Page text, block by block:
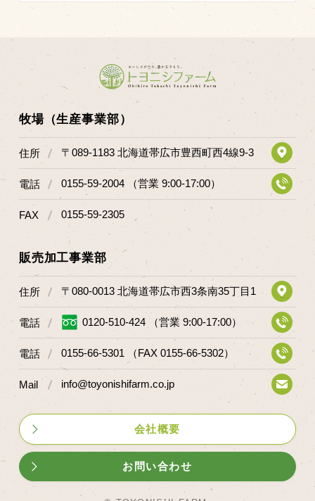
牧場（生産事業部）
住所 〒089-1183 北海道帯広市豊西町西4線9-3
電話 0155-59-2004 （営業 9:00-17:00）
FAX 0155-59-2305
販売加工事業部
住所 〒080-0013 北海道帯広市西3条南35丁目1
電話 0120-510-424 （営業 9:00-17:00）
電話 0155-66-5301 （FAX 0155-66-5302）
Mail info@toyonishifarm.co.jp
会社概要
お問い合わせ